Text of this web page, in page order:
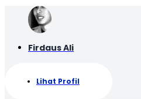
Firdaus Ali
Lihat Profil